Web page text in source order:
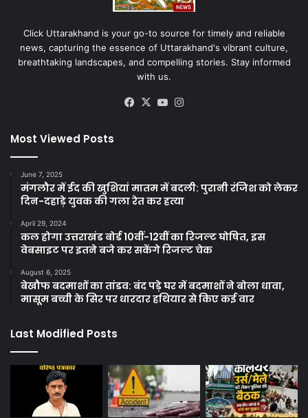
Click Uttarakhand is your go-to source for timely and reliable
news, capturing the essence of Uttarakhand's vibrant culture,
breathtaking landscapes, and compelling stories. Stay informed
with us.
Facebook
X YouTube
Most Viewed Posts
June 7, 2025
मंगलौर में ईद की खुशियां मातम में बदली: पुरानी रंजिश को लेकर
दिन-दहाड़े युवक की गला रेत कर हत्या
April 29, 2024
कल होगा उत्तराखंड बोर्ड 10वीं-12वीं का रिजल्ट घोषित, इस
वेबसाइट पर इतने बजे कर सकेंगे रिजल्ट चेक
August 6, 2025
बेखौफ बदमाशों का तांडव: बंद पड़े घर में बदमाशों ने बोला धावा,
मासूम बच्ची के सिर पर धारदार हथियार से किए कई वार
Last Modified Posts